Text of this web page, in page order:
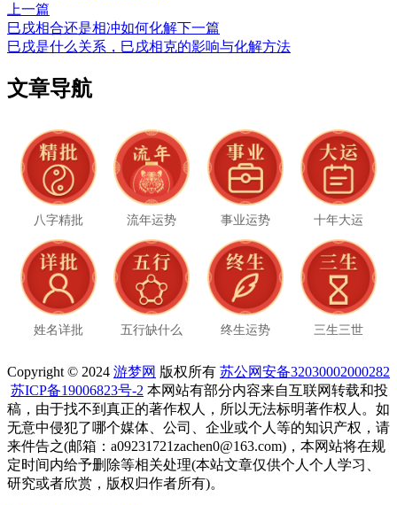
上一篇
巳戌相合还是相冲如何化解下一篇
巳戌是什么关系，巳戌相克的影响与化解方法
文章导航
八字精批 流年运势 事业运势 十年大运
姓名详批 五行缺什么 终生运势 三生三世
Copyright © 2024 游梦网 版权所有 苏公网安备32030002000282
苏ICP备19006823号-2 本网站有部分内容来自互联网转载和投
稿，由于找不到真正的著作权人，所以无法标明著作权人。如
无意中侵犯了哪个媒体、公司、企业或个人等的知识产权，请
来件告之(邮箱：a09231721zachen0@163.com)，本网站将在规
定时间内给予删除等相关处理(本站文章仅供个人个人学习、
研究或者欣赏，版权归作者所有)。